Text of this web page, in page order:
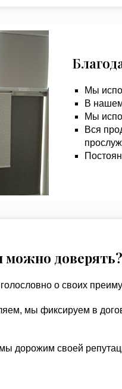
Мы
В
Мы
Вся
можно доверять?
о своих
мы фиксируем в
дорожим своей